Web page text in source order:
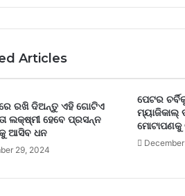
Articles
ରଖି ଦିଅନ୍ତୁ ଏହି ଗୋଟିଏ
ଲକ୍ଷ୍ମୀ ହେବେ ପ୍ରସନ୍ନ
ଆସିବ ଧନ
29, 2024
ପେଟର
ମ୍ୟାଜିକାଲ୍
ମୋଟାପଣକୁ